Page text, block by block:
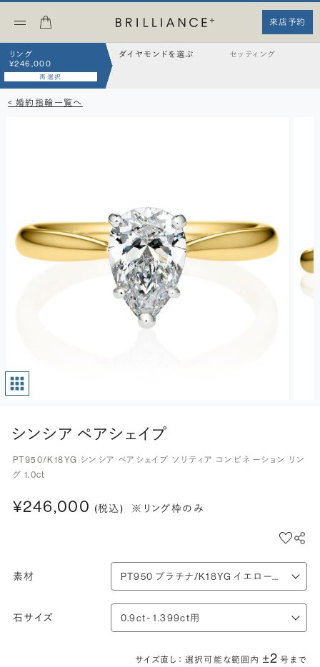
来店予約
リング
¥246,000
再選択
ダイヤモンドを選ぶ セッティング
< 婚約指輪一覧へ
シンシア ペアシェイプ
PT950/K18YG シンシア ペアシェイプ ソリティア コンビネーション リン
グ 1.0ct
¥246,000 (税込) ※リング枠のみ
素材
石サイズ
サイズ直し： 選択可能な範囲内 ±2 号まで